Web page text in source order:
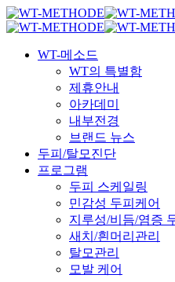
국내 최초 두
국내 최초 두
Skip
to
content
Menu
WT-메소드
WT의 특별함
제휴안내
아카데미
내부전경
브랜드 뉴스
두피/탈모진단
프로그램
두피 스케일링
민감성 두피케어
지루성/비듬/염증
새치/흰머리관리
탈모관리
모발 케어